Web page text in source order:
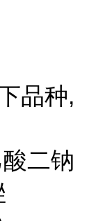
品种,
二钠